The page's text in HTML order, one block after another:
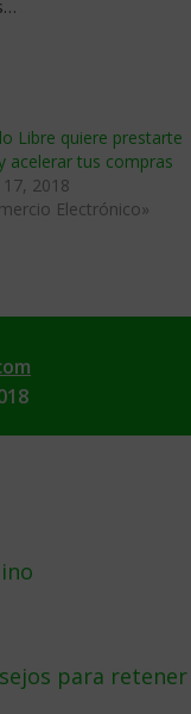
Libre quiere prestarte
acelerar tus compras
2018
Electrónico»
para